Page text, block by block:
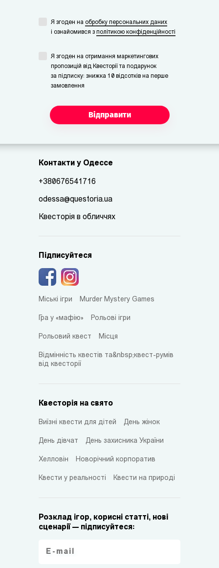
Я згоден на обробку персональних даних
i ознайомився з політикою конфіденційності
Я згоден на отримання маркетингових
пропозицій від Квесторії та подарунок
за підписку: знижка 10 відсотків на перше
замовлення
Відправити
Контакти у Одессе
+380676541716
odessa@questoria.ua
Квесторія в обличчях
Підписуйтеся
Міські ігри Murder Mystery Games
Гра у «мафію» Рольові ігри
Рольовий квест Місця
Відмінність квестів та&nbsp;квест-румів
від квесторії
Квесторія на свято
Виїзні квести для дітей День жінок
День дівчат День захисника України
Хелловін Новорічний корпоратив
Квести у реальності Квести на природі
Розклад ігор, корисні статті, нові
сценарії — підписуйтеся: